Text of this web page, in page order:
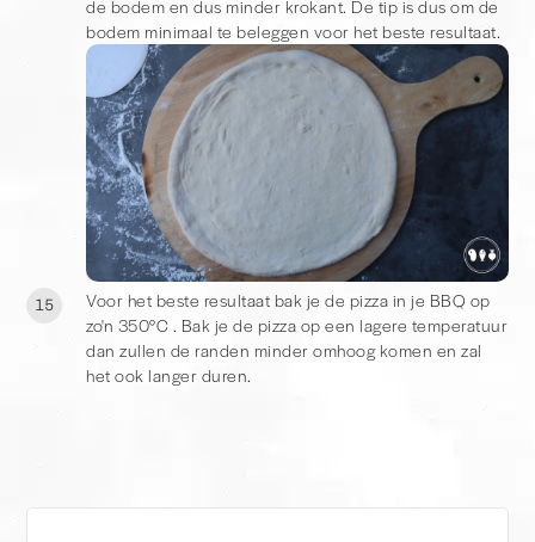
de bodem en dus minder krokant. De tip is dus om de
bodem minimaal te beleggen voor het beste resultaat.
15
Voor het beste resultaat bak je de pizza in je BBQ op
zo'n 350°C . Bak je de pizza op een lagere temperatuur
dan zullen de randen minder omhoog komen en zal
het ook langer duren.